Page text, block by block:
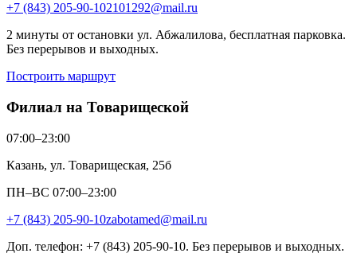
+7 (843) 205-90-102101292@mail.ru
2 минуты от остановки ул. Абжалилова, бесплатная парковка.
Без перерывов и выходных.
Построить маршрут
Филиал на Товарищеской
07:00–23:00
Казань, ул. Товарищеская, 25б
ПН–ВС 07:00–23:00
+7 (843) 205-90-10zabotamed@mail.ru
Доп. телефон: +7 (843) 205-90-10. Без перерывов и выходных.